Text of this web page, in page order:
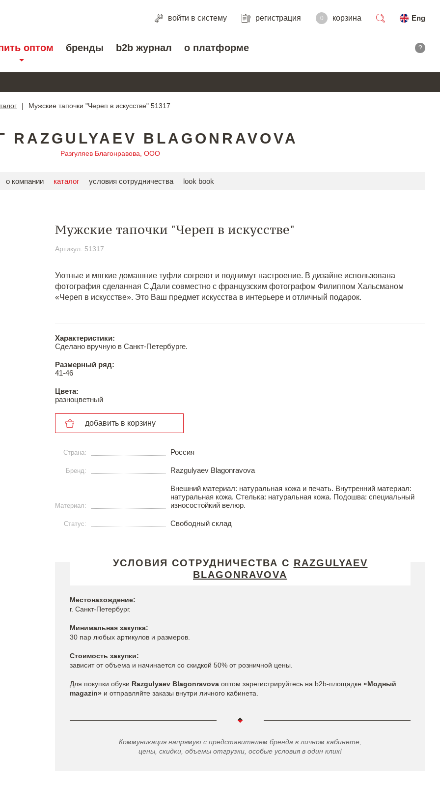
войти в систему регистрация 0 корзина
Eng
оптом бренды b2b журнал о платформе ?
Мужские тапочки "Череп в искусстве" 51317
BLAGONRAVOVA
Разгуляев Благонравова, ООО
о компании каталог условия сотрудничества look book
Мужские тапочки "Череп в искусстве"
Артикул: 51317
Уютные и мягкие домашние туфли согреют и поднимут настроение. В дизайне использована
фотография сделанная С.Дали совместно с французским фотографом Филиппом Хальсманом
«Череп в искусстве». Это Ваш предмет искусства в интерьере и отличный подарок.
Характеристики:
Cделано вручную в Санкт-Петербурге.
Размерный ряд:
41-46
Цвета:
разноцветный
добавить в корзину
Страна: Россия
Бренд: Razgulyaev Blagonravova
Материал:
Внешний материал: натуральная кожа и печать. Внутренний материал:
натуральная кожа. Стелька: натуральная кожа. Подошва: специальный
износостойкий велюр.
Статус: Свободный склад
УСЛОВИЯ СОТРУДНИЧЕСТВА С RAZGULYAEV
BLAGONRAVOVA
Местонахождение:
г. Санкт-Петербург.
Минимальная закупка:
30 пар любых артикулов и размеров.
Стоимость закупки:
зависит от объема и начинается со скидкой 50% от розничной цены.
Для покупки обуви Razgulyaev Blagonravova оптом зарегистрируйтесь на b2b-площадке «Модный
magazin» и отправляйте заказы внутри личного кабинета.
Коммуникация напрямую с представителем бренда в личном кабинете,
цены, скидки, объемы отгрузки, особые условия в один клик!